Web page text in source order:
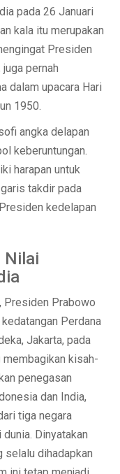
pada 26 Januari
kala itu merupakan
Presiden
pernah
dalam upacara Hari
1950.
angka delapan
keberuntungan.
harapan untuk
takdir pada
kedelapan
Nilai
Presiden Prabowo
Perdana
Jakarta, pada
kisah-
penegasan
dan India,
tiga negara
Dinyatakan
selalu dihadapkan